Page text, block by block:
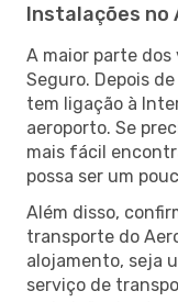
Instalações no
A maior parte dos
Seguro. Depois
tem ligação à
aeroporto. Se
mais fácil
possa ser um
Além disso,
transporte do
alojamento, seja
serviço de